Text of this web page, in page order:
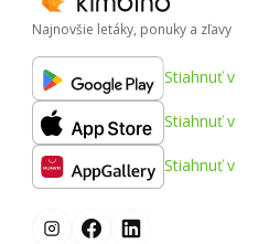
Najnovšie letáky, ponuky a zľavy
Stiahnuť v
Stiahnuť v
Stiahnuť v